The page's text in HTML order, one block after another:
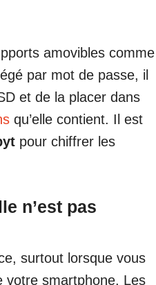
amovibles comme
par mot de passe, il
et de la placer dans
qu’elle contient. Il est
pour chiffrer les
n’est pas
surtout lorsque vous
votre smartphone. Les